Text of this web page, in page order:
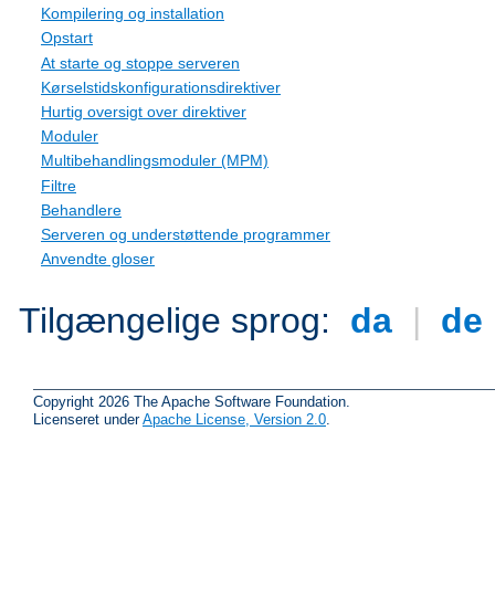
Kompilering og installation
Opstart
At starte og stoppe serveren
Kørselstidskonfigurationsdirektiver
Hurtig oversigt over direktiver
Moduler
Multibehandlingsmoduler (MPM)
Filtre
Behandlere
Serveren og understøttende programmer
Anvendte gloser
Tilgængelige sprog: da | de
Copyright 2026 The Apache Software Foundation.
Licenseret underApache License, Version 2.0